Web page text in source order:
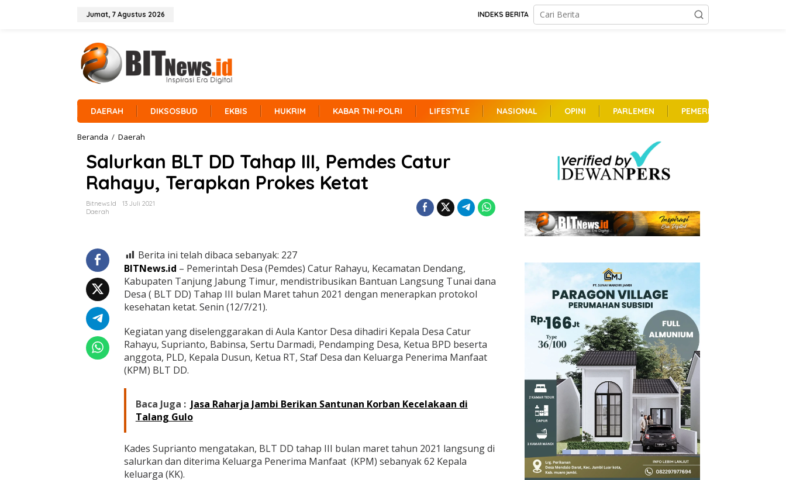
Jumat, 7 Agustus 2026 INDEKS BERITA
DAERAH DIKSOSBUD EKBIS HUKRIM KABAR TNI-POLRI LIFESTYLE NASIONAL OPINI PARLEMEN PEMERINTAHAN
Beranda / Daerah
l
u
r
k
a
D
D
T
a
h
a
I
I
,
P
e
d
e
s
t
u
r
Salurkan BLT DD Tahap III, Pemdes Catur
Rahayu, Terapkan Prokes Ketat
Bitnews.id
13 Juli 2021
Daerah
Berita ini telah dibaca sebanyak: 227
BITNews.id – Pemerintah Desa (Pemdes) Catur Rahayu, Kecamatan Dendang,
Kabupaten Tanjung Jabung Timur, mendistribusikan Bantuan Langsung Tunai dana
Desa ( BLT DD) Tahap III bulan Maret tahun 2021 dengan menerapkan protokol
kesehatan ketat. Senin (12/7/21).
Kegiatan yang diselenggarakan di Aula Kantor Desa dihadiri Kepala Desa Catur
Rahayu, Suprianto, Babinsa, Sertu Darmadi, Pendamping Desa, Ketua BPD beserta
anggota, PLD, Kepala Dusun, Ketua RT, Staf Desa dan Keluarga Penerima Manfaat
(KPM) BLT DD.
Baca Juga : Jasa Raharja Jambi Berikan Santunan Korban Kecelakaan di
Talang Gulo
Kades Suprianto mengatakan, BLT DD tahap III bulan maret tahun 2021 langsung di
salurkan dan diterima Keluarga Penerima Manfaat (KPM) sebanyak 62 Kepala
keluarga (KK).